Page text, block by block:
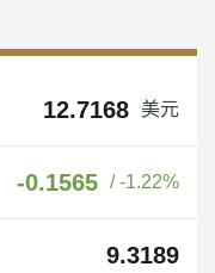
12.7168 美元
-0.1565 / -1.22%
9.3189